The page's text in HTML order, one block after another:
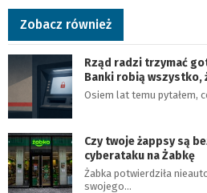
Zobacz również
Rząd radzi trzymać
Banki robią wszystko,
Osiem lat temu pytałem,
Czy twoje żappsy są
cyberataku na Żabkę
Żabka potwierdziła
swojego…